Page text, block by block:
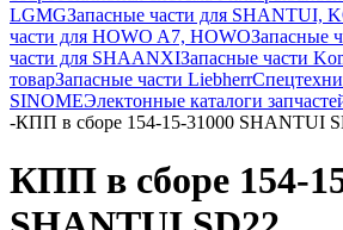
LGMGЗапасные части для SHANTUI,
части для HOWO A7, HOWOЗапасные
части для SHAANXIЗапасные части
товарЗапасные части Liebherr
SINOMEЭлектонные каталоги
-КПП в сборе 154-15-31000 SHANTUI
КПП в сборе 154-